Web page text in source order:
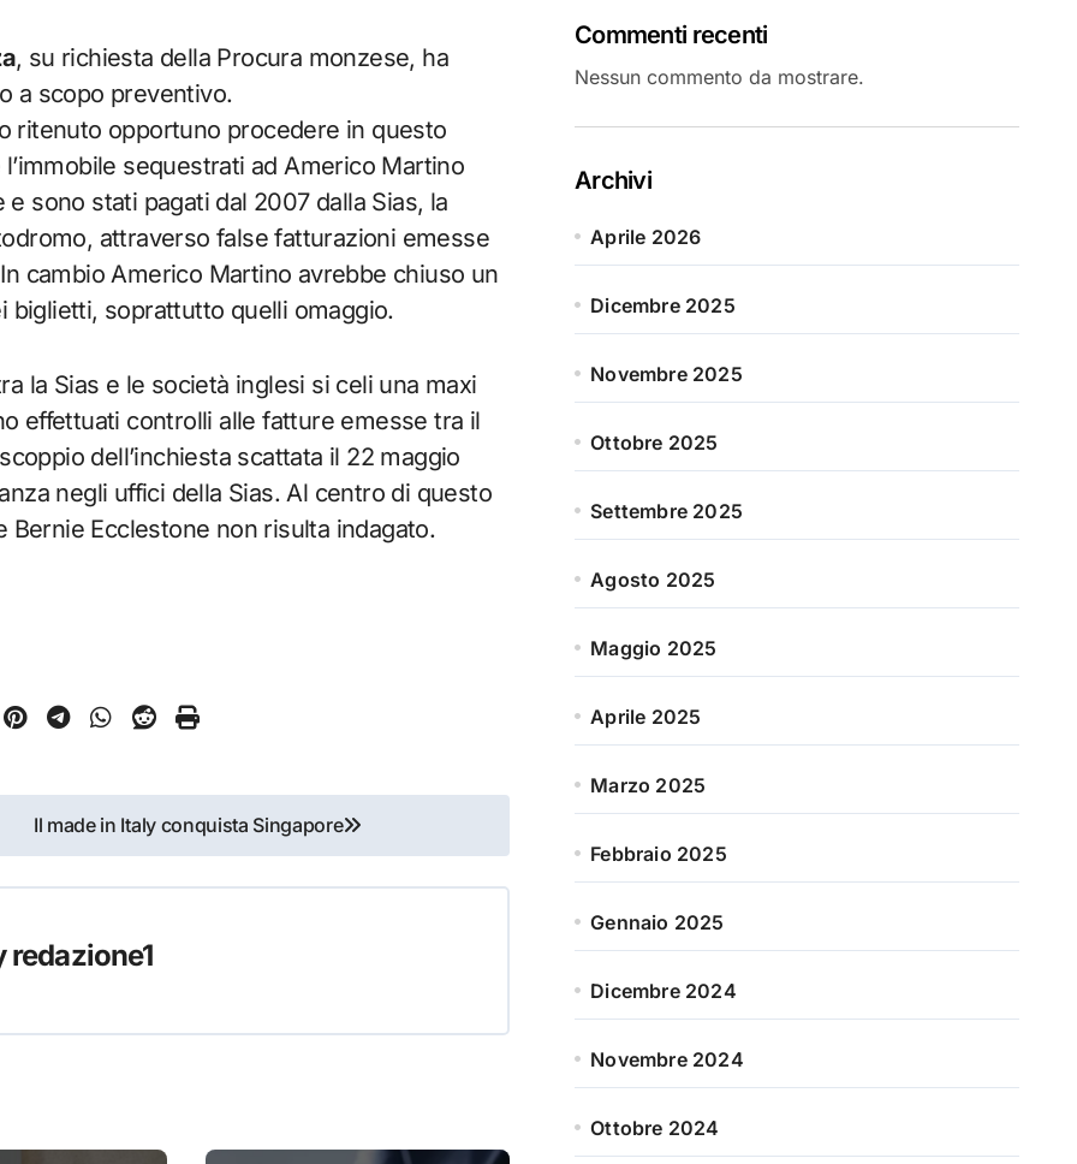
, su richiesta della Procura monzese, ha
a scopo preventivo.
ritenuto opportuno procedere in questo
sequestrati ad Americo Martino
sono stati pagati dal 2007 dalla Sias, la
attraverso false fatturazioni emesse
cambio Americo Martino avrebbe chiuso un
biglietti, soprattutto quelli omaggio.
la Sias e le società inglesi si celi una maxi
effettuati controlli alle fatture emesse tra il
dell’inchiesta scattata il 22 maggio
negli uffici della Sias. Al centro di questo
Bernie Ecclestone non risulta indagato.
Il made in Italy conquista Singapore
redazione1
Commenti recenti
Nessun commento da mostrare.
Archivi
Aprile 2026
Dicembre 2025
Novembre 2025
Ottobre 2025
Settembre 2025
Agosto 2025
Maggio 2025
Aprile 2025
Marzo 2025
Febbraio 2025
Gennaio 2025
Dicembre 2024
Novembre 2024
Ottobre 2024